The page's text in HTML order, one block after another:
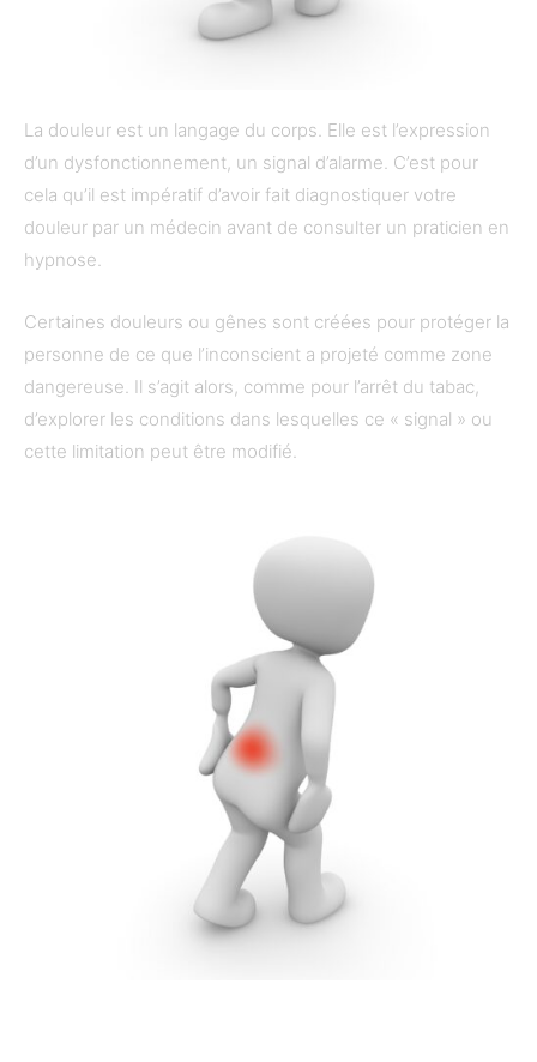
La douleur est un langage du corps. Elle est l’expression
d’un dysfonctionnement, un signal d’alarme. C’est pour
cela qu’il est impératif d’avoir fait diagnostiquer votre
douleur par un médecin avant de consulter un praticien en
hypnose.
Certaines douleurs ou gênes sont créées pour protéger la
personne de ce que l’inconscient a projeté comme zone
dangereuse. Il s’agit alors, comme pour l’arrêt du tabac,
d’explorer les conditions dans lesquelles ce « signal » ou
cette limitation peut être modifié.